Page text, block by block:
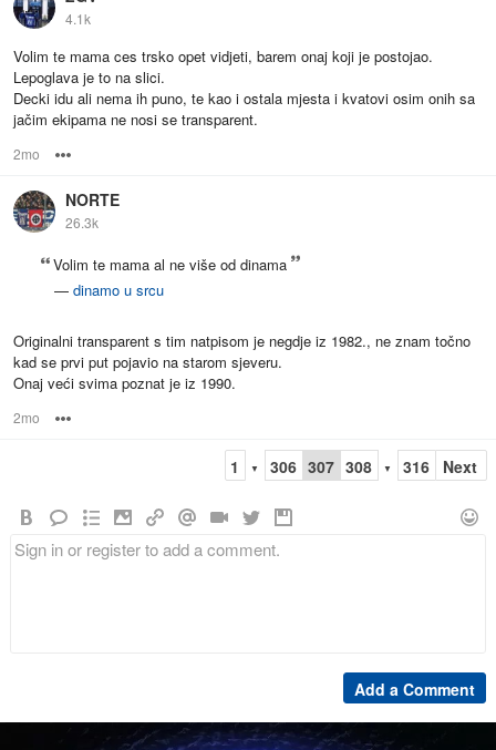
4.1k
Volim te mama ces trsko opet vidjeti, barem onaj koji je postojao.
Lepoglava je to na slici.
Decki idu ali nema ih puno, te kao i ostala mjesta i kvatovi osim onih sa
jačim ekipama ne nosi se transparent.
2mo
NORTE
26.3k
Volim te mama al ne više od dinama
— dinamo u srcu
Originalni transparent s tim natpisom je negdje iz 1982., ne znam točno
kad se prvi put pojavio na starom sjeveru.
Onaj veći svima poznat je iz 1990.
2mo
1 ▼ 306 307 308 ▼ 316 Next
Add a Comment